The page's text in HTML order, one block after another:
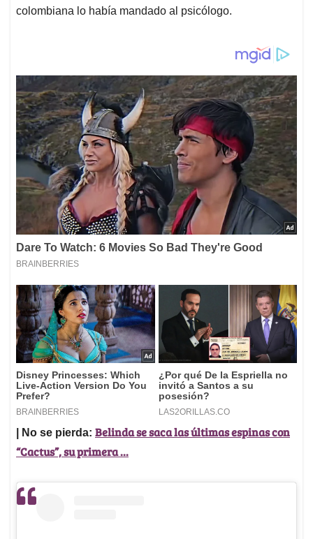
colombiana lo había mandado al psicólogo.
| No se pierda: Belinda se saca las últimas espinas con
“Cactus”, su primera ...